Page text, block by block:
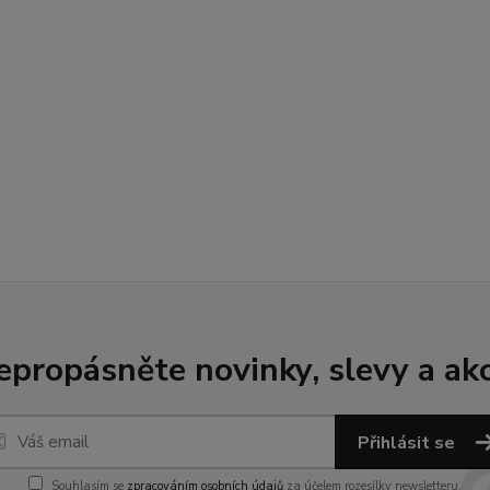
novinky, slevy a
Přihlásit se
Souhlasím se zpracováním osobních údajů za účelem rozesílky newsletteru.